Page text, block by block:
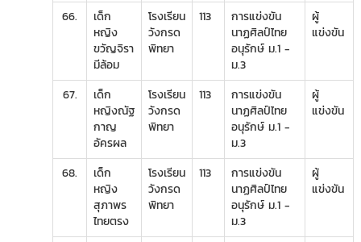
66.
เด็ก
หญิง
ขวัญจิรา
มีล้อม
โรงเรียน
วังกรด
พิทยา
113
การแข่งขัน
นาฏศิลป์ไทย
อนุรักษ์ ม.1 -
ม.3
ผู้
แข่งขัน
67.
เด็ก
หญิงณัฐ
กาญ
อัครผล
โรงเรียน
วังกรด
พิทยา
113
การแข่งขัน
นาฏศิลป์ไทย
อนุรักษ์ ม.1 -
ม.3
ผู้
แข่งขัน
68.
เด็ก
หญิง
สุภาพร
ไทยตรง
โรงเรียน
วังกรด
พิทยา
113
การแข่งขัน
นาฏศิลป์ไทย
อนุรักษ์ ม.1 -
ม.3
ผู้
แข่งขัน